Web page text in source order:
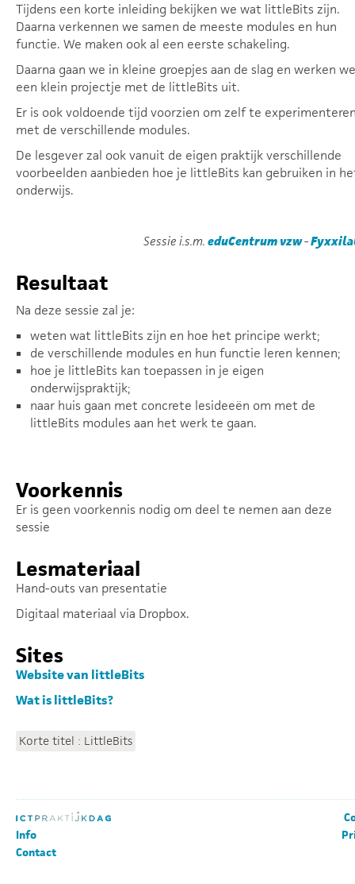
Tijdens een korte inleiding bekijken we wat littleBits zijn.
Daarna verkennen we samen de meeste modules en hun
functie. We maken ook al een eerste schakeling.
Daarna gaan we in kleine groepjes aan de slag en werken we
een klein projectje met de littleBits uit.
Er is ook voldoende tijd voorzien om zelf te
met de verschillende modules.
De lesgever zal ook vanuit de eigen praktijk verschillende
voorbeelden aanbieden hoe je littleBits kan gebruiken in
onderwijs.
Sessie i.s.m.eduCentrum vzw-
Resultaat
Na deze sessie zal je:
weten wat littleBits zijn en hoe het principe werkt;
de verschillende modules en hun functie leren kennen;
hoe je littleBits kan toepassen in je eigen
onderwijspraktijk;
naar huis gaan met concrete lesideeën om met de
littleBits modules aan het werk te gaan.
Voorkennis
Er is geen voorkennis nodig om deel te nemen aan deze
sessie
Lesmateriaal
Hand-outs van presentatie
Digitaal materiaal via Dropbox.
Sites
Website van littleBits
Wat is littleBits?
Korte titel : LittleBits
Info
Contact